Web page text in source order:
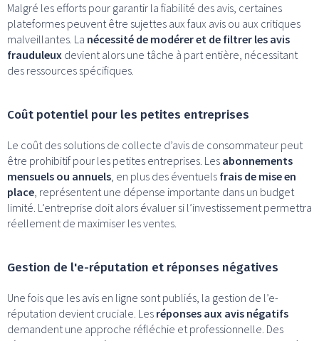
Malgré les efforts pour garantir la fiabilité des avis, certaines
plateformes peuvent être sujettes aux faux avis ou aux critiques
malveillantes. La nécessité de modérer et de filtrer les avis
frauduleux devient alors une tâche à part entière, nécessitant
des ressources spécifiques.
Coût potentiel pour les petites entreprises
Le coût des solutions de collecte d’avis de consommateur peut
être prohibitif pour les petites entreprises. Les abonnements
mensuels ou annuels, en plus des éventuels frais de mise en
place, représentent une dépense importante dans un budget
limité. L’entreprise doit alors évaluer si l’investissement permettra
réellement de maximiser les ventes.
Gestion de l'e-réputation et réponses négatives
Une fois que les avis en ligne sont publiés, la gestion de l’e-
réputation devient cruciale. Les réponses aux avis négatifs
demandent une approche réfléchie et professionnelle. Des